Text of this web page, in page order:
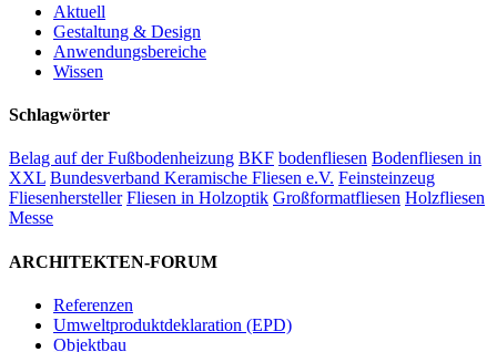
Aktuell
Gestaltung & Design
Anwendungsbereiche
Wissen
Schlagwörter
Belag auf der Fußbodenheizung BKF bodenfliesen Bodenfliesen in
XXL Bundesverband Keramische Fliesen e.V. Feinsteinzeug
Fliesenhersteller Fliesen in Holzoptik Großformatfliesen Holzfliesen
Messe
ARCHITEKTEN-FORUM
Referenzen
Umweltproduktdeklaration (EPD)
Objektbau